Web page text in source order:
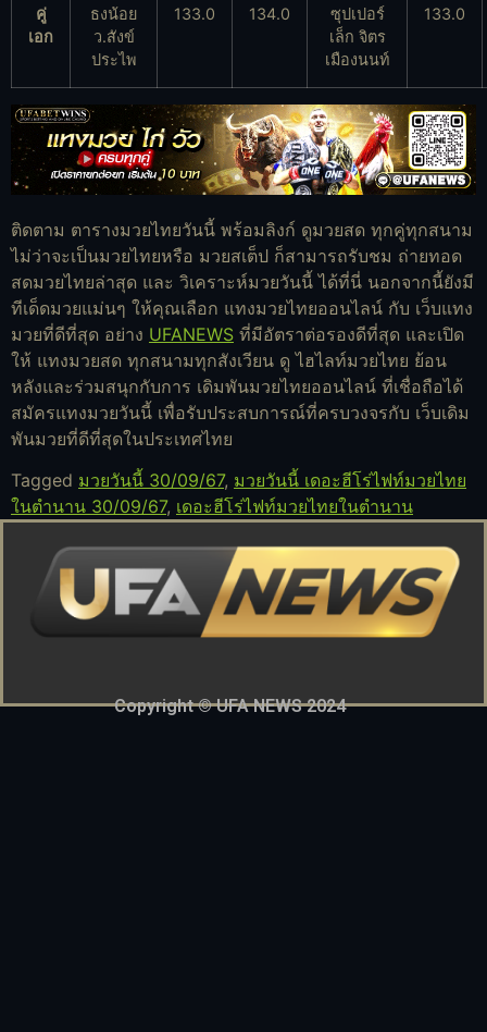
คู่
เอก
ธงน้อย
ว.สังข์
ประไพ
133.0 134.0
ซุปเปอร์
เล็ก จิตร
เมืองนนท์
133.0
ติดตาม ตารางมวยไทยวันนี้ พร้อมลิงก์ ดูมวยสด ทุกคู่ทุกสนาม
ไม่ว่าจะเป็นมวยไทยหรือ มวยสเต็ป ก็สามารถรับชม ถ่ายทอด
สดมวยไทยล่าสุด และ วิเคราะห์มวยวันนี้ ได้ที่นี่ นอกจากนี้ยังมี
ทีเด็ดมวยแม่นๆ ให้คุณเลือก แทงมวยไทยออนไลน์ กับ เว็บแทง
มวยที่ดีที่สุด อย่าง UFANEWS ที่มีอัตราต่อรองดีที่สุด และเปิด
ให้ แทงมวยสด ทุกสนามทุกสังเวียน ดู ไฮไลท์มวยไทย ย้อน
หลังและร่วมสนุกกับการ เดิมพันมวยไทยออนไลน์ ที่เชื่อถือได้
สมัครแทงมวยวันนี้ เพื่อรับประสบการณ์ที่ครบวงจรกับ เว็บเดิม
พันมวยที่ดีที่สุดในประเทศไทย
Tagged มวยวันนี้ 30/09/67, มวยวันนี้ เดอะฮีโร่ไฟท์มวยไทย
ในตำนาน 30/09/67, เดอะฮีโร่ไฟท์มวยไทยในตำนาน
Copyright © UFA NEWS 2024